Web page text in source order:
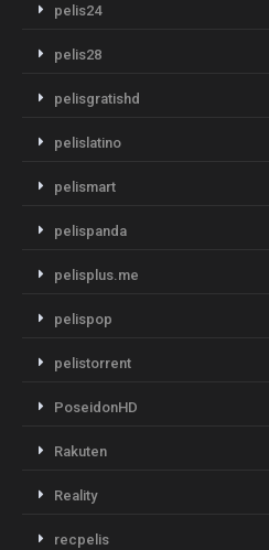
pelis24
pelis28
pelisgratishd
pelislatino
pelismart
pelispanda
pelisplus.me
pelispop
pelistorrent
PoseidonHD
Rakuten
Reality
recpelis